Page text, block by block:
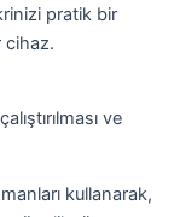
pratik bir
cihaz.
ve
kullanarak,